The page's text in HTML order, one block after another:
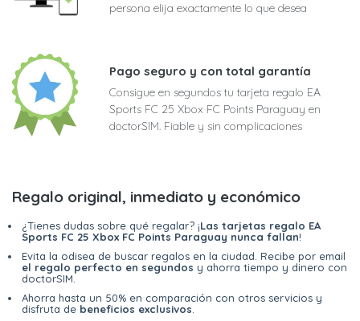
persona elija exactamente lo que desea
Pago seguro y con total garantía
Consigue en segundos tu tarjeta regalo EA
Sports FC 25 Xbox FC Points Paraguay en
doctorSIM. Fiable y sin complicaciones
Regalo original, inmediato y económico
¿Tienes dudas sobre qué regalar? ¡Las tarjetas regalo EA
Sports FC 25 Xbox FC Points Paraguay nunca fallan!
Evita la odisea de buscar regalos en la ciudad. Recibe por email
el regalo perfecto en segundos y ahorra tiempo y dinero con
doctorSIM.
Ahorra hasta un 50% en comparación con otros servicios y
disfruta de beneficios exclusivos